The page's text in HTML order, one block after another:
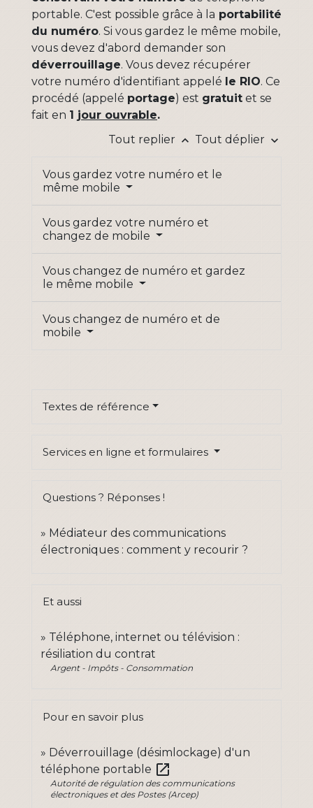
portable. C'est possible grâce à la portabilité
du numéro. Si vous gardez le même mobile,
vous devez d'abord demander son
déverrouillage. Vous devez récupérer
votre numéro d'identifiant appelé le RIO. Ce
procédé (appelé portage) est gratuit et se
fait en 1 jour ouvrable.
Tout replier keyboard_arrow_up Tout déplier keyboard_arrow_down
Vous gardez votre numéro et le
même mobile
Vous gardez votre numéro et
changez de mobile
Vous changez de numéro et gardez
le même mobile
Vous changez de numéro et de
mobile
Textes de référence
Services en ligne et formulaires
Questions ? Réponses !
Médiateur des communications
électroniques : comment y recourir ?
Et aussi
Téléphone, internet ou télévision :
résiliation du contrat
Argent - Impôts - Consommation
Pour en savoir plus
Déverrouillage (désimlockage) d'un
téléphone portable open_in_new
Autorité de régulation des communications
électroniques et des Postes (Arcep)